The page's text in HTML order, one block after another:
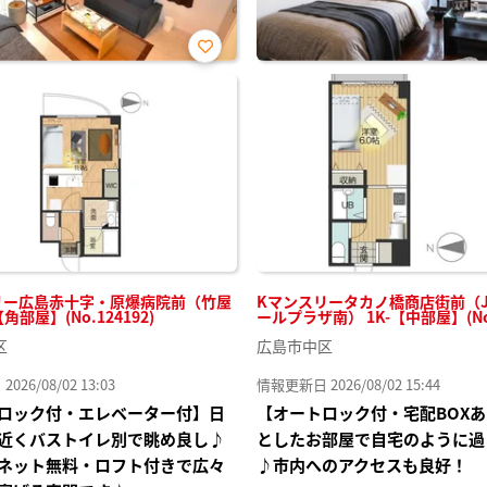
広島赤十字・原爆病院前（竹屋
角部屋】(No.124192)
お気
2026/08/02 13:03
ック付・エレベーター付】日
くバストイレ別で眺め良し♪
ット無料・ロフト付きで広々
Kマンスリータカノ橋商店街前（
ールプラザ南） 1K-【中部屋】
広島市中区
情報更新日 2026/08/02 15:44
【オートロック付・宅配BOX
としたお部屋で自宅のように
♪市内へのアクセスも良好！